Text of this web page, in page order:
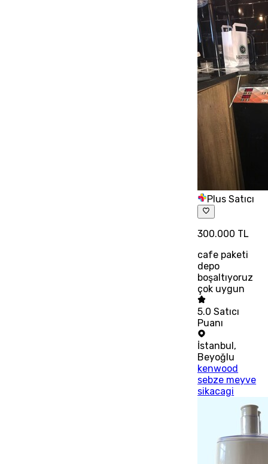
Plus Satıcı
300.000 TL
cafe paketi
depo
boşaltıyoruz
çok uygun
5.0 Satıcı
Puanı
İstanbul,
Beyoğlu
kenwood
sebze meyve
sikacagi